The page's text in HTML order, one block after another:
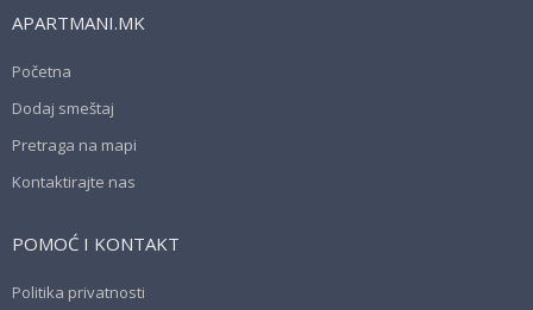
APARTMANI.MK
Početna
Dodaj smeštaj
Pretraga na mapi
Kontaktirajte nas
POMOĆ I KONTAKT
Politika privatnosti